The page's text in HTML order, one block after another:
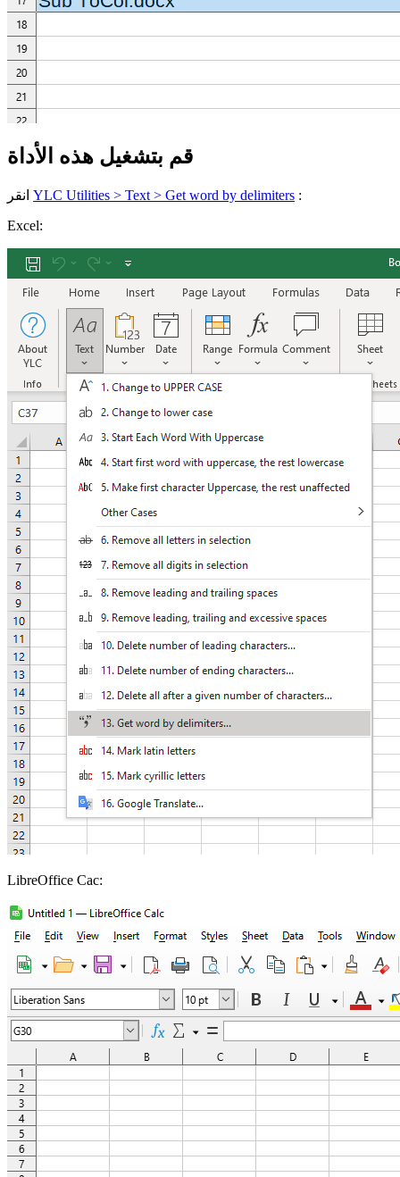
قم بتشغيل هذه الأداة
YLC Utilities > Text > Get word by delimiters :
Excel:
LibreOffice Cac: